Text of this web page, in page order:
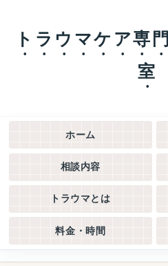
トラウマケア専
室
ホーム
相談内容
トラウマとは
料金・時間